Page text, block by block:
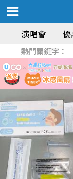
演唱會
熱門關鍵字：